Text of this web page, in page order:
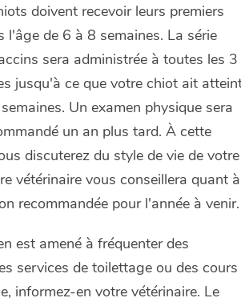
doivent recevoir leurs premiers
l'âge de 6 à 8 semaines. La série
sera administrée à toutes les 3
jusqu'à ce que votre chiot ait
Un examen physique sera
un an plus tard. À cette
discuterez du style de vie de votre
vétérinaire vous conseillera quant à
recommandée pour l'année à venir.
est amené à fréquenter des
services de toilettage ou des cours
informez-en votre vétérinaire. Le